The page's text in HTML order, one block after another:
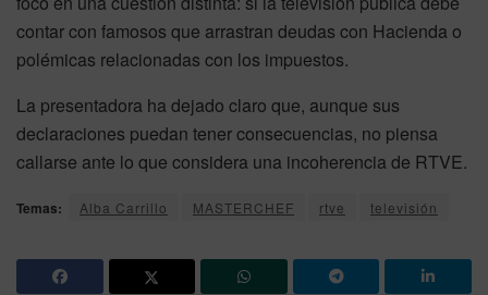
contar con famosos que arrastran deudas con Hacienda o
polémicas relacionadas con los impuestos.
La presentadora ha dejado claro que, aunque sus
declaraciones puedan tener consecuencias, no piensa
callarse ante lo que considera una incoherencia de RTVE.
Temas: Alba Carrillo MASTERCHEF rtve televisión